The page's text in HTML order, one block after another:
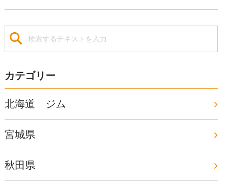
カテゴリー
北海道 ジム
宮城県
秋田県